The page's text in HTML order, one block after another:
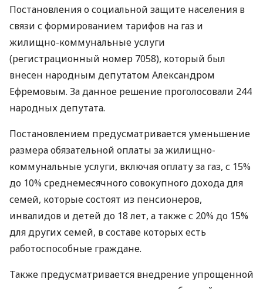
Постановления о социальной защите населения в
связи с формированием тарифов на газ и
жилищно-коммунальные услуги
(регистрационный номер 7058), который был
внесен народным депутатом Александром
Ефремовым. За данное решение проголосовали 244
народных депутата.
Постановлением предусматривается уменьшение
размера обязательной оплаты за жилищно-
коммунальные услуги, включая оплату за газ, с 15%
до 10% среднемесячного совокупного дохода для
семей, которые состоят из пенсионеров,
инвалидов и детей до 18 лет, а также с 20% до 15%
для других семей, в составе которых есть
работоспособные граждане.
Также предусматривается внедрение упрощенной